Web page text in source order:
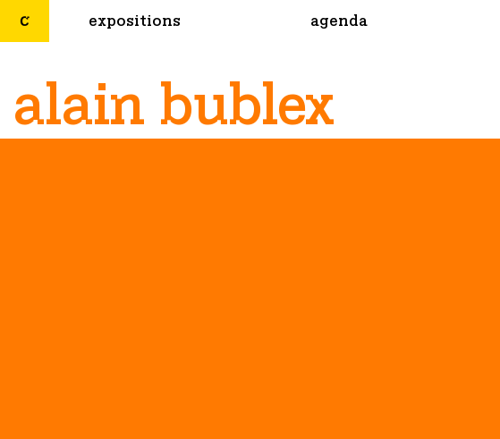
expositions agenda
alain bublex